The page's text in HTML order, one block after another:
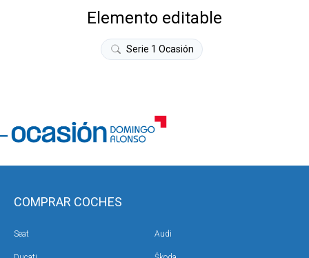
Elemento editable
Serie 1 Ocasión
COMPRAR COCHES
Seat Audi